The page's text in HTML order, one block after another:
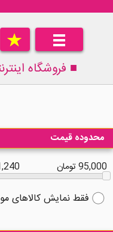
■ فروشگاه
محدوده قیمت
95,000 تومان
11,240
فقط نمایش کالاهای